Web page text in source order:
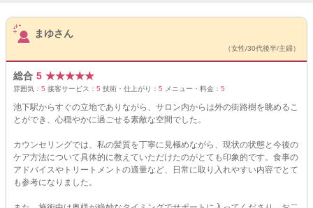
サロンPick Up
まゆさん
（女性/30代後半/主婦）
総合 5 ★★★★★
雰囲気： 5 接客サービス： 5 技術・仕上がり： 5 メニュー・料金： 5
池下駅からすぐの立地でありながら、サロン内からは外の街路樹を眺めるこ
とができ、心穏やかに過ごせる素敵な空間でした。
カウンセリングでは、私の髪質を丁寧に見極めながら、現状の状態と今後の
ケア方法について具体的に教えていただけたのがとても印象的です。食事の
アドバイスやトリートメントの適量など、日常に取り入れやすい内容でとて
も参考になりました。